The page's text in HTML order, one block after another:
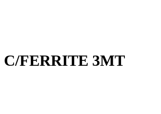
FERRITE 3MT